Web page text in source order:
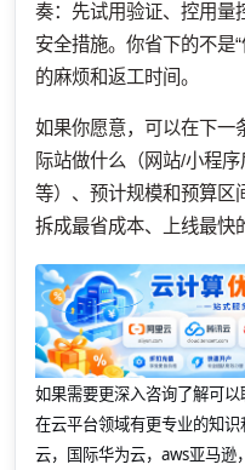
奏：先试用验证、控用量
安全措施。你省下的不是
的麻烦和返工时间。
如果你愿意，可以在下一
际站做什么（网站/小程
等）、预计规模和预算区
拆成最省成本、上线最快
如果需要更深入咨询了解可
在云平台领域有更专业的知
云，国际华为云，aws亚马逊